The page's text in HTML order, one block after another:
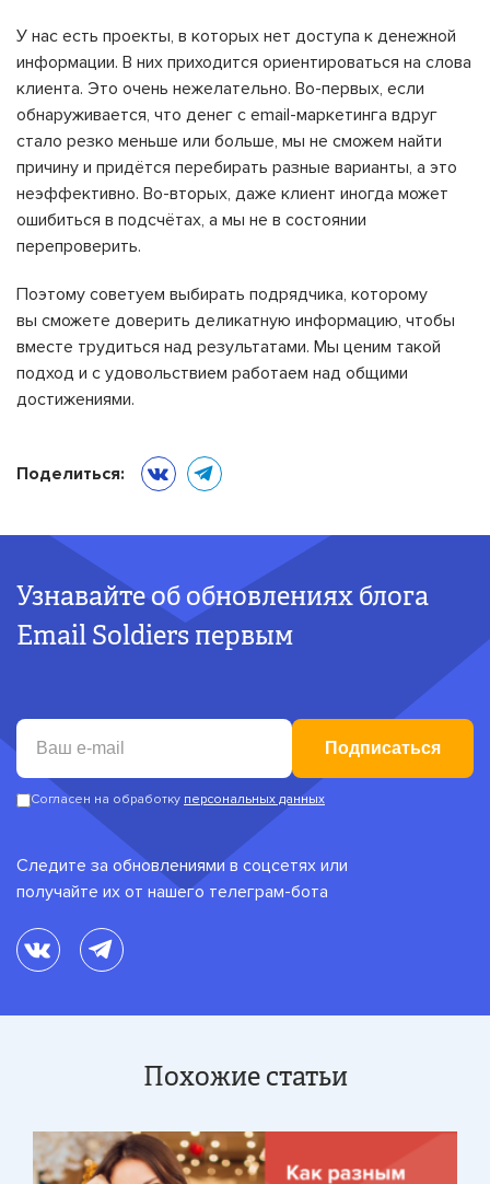
У нас есть проекты, в которых нет доступа к денежной
информации. В них приходится ориентироваться на слова
клиента. Это очень нежелательно. Во-первых, если
обнаруживается, что денег с email-маркетинга вдруг
стало резко меньше или больше, мы не сможем найти
причину и придётся перебирать разные варианты, а это
неэффективно. Во-вторых, даже клиент иногда может
ошибиться в подсчётах, а мы не в состоянии
перепроверить.
Поэтому советуем выбирать подрядчика, которому
вы сможете доверить деликатную информацию, чтобы
вместе трудиться над результатами. Мы ценим такой
подход и с удовольствием работаем над общими
достижениями.
Поделиться:
Узнавайте об обновлениях блога
Email Soldiers первым
Подписаться
Согласен на обработку персональных данных
Следите за обновлениями в соцсетях или
получайте их от нашего телеграм-бота
Похожие статьи